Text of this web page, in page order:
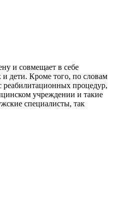
и совмещает в себе
и дети. Кроме того, по словам
реабилитационных процедур,
учреждении и такие
специалисты, так